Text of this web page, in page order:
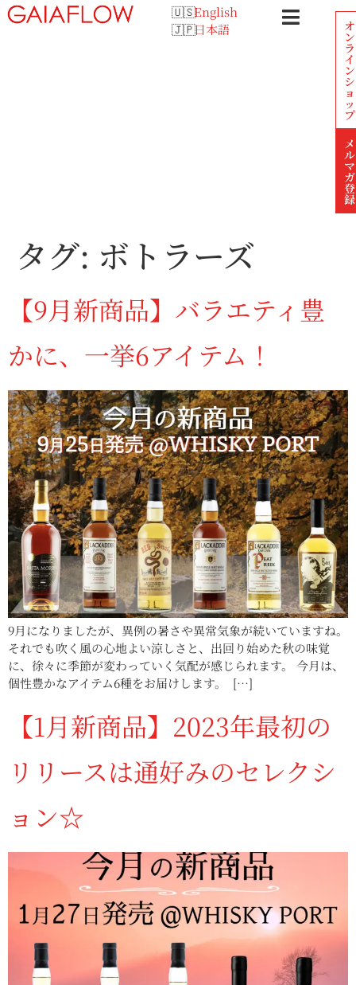
English
日本語
オ
ン
ラ
イ
ン
シ
ョ
ッ
プ
メ
ル
マ
ガ
登
録
タグ: ボトラーズ
【9月新商品】バラエティ豊
かに、一挙6アイテム！
9月になりましたが、異例の暑さや異常気象が続いていますね。
それでも吹く風の心地よい涼しさと、出回り始めた秋の味覚
に、徐々に季節が変わっていく気配が感じられます。 今月は、
個性豊かなアイテム6種をお届けします。 […]
【1月新商品】2023年最初の
リリースは通好みのセレクシ
ョン☆